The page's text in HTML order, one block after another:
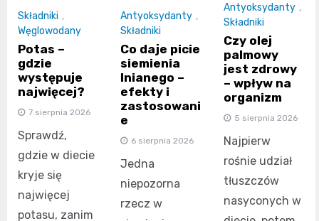
Składniki ,
Węglowodany
Potas –
gdzie
występuje
najwięcej?
7 sierpnia 2026
Sprawdź,
gdzie w diecie
kryje się
najwięcej
potasu, zanim
Antyoksydanty ,
Składniki
Co daje picie
siemienia
lnianego –
efekty i
zastosowani
e
6 sierpnia 2026
Jedna
niepozorna
rzecz w
Antyoksydanty ,
Składniki
Czy olej
palmowy
jest zdrowy
– wpływ na
organizm
5 sierpnia 2026
Najpierw
rośnie udział
tłuszczów
nasyconych w